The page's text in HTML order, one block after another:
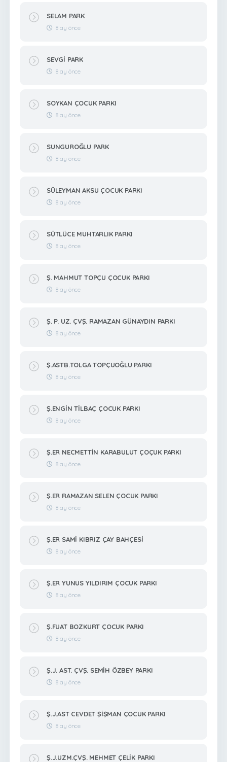
SELAM PARK
8 ay önce
SEVGİ PARK
8 ay önce
SOYKAN ÇOCUK PARKI
8 ay önce
SUNGUROĞLU PARK
8 ay önce
SÜLEYMAN AKSU ÇOCUK PARKI
8 ay önce
SÜTLÜCE MUHTARLIK PARKI
8 ay önce
Ş. MAHMUT TOPÇU ÇOCUK PARKI
8 ay önce
Ş. P. UZ. ÇVŞ. RAMAZAN GÜNAYDIN PARKI
8 ay önce
Ş.ASTB.TOLGA TOPÇUOĞLU PARKI
8 ay önce
Ş.ENGİN TİLBAÇ ÇOCUK PARKI
8 ay önce
Ş.ER NECMETTİN KARABULUT ÇOÇUK PARKI
8 ay önce
Ş.ER RAMAZAN SELEN ÇOCUK PARKI
8 ay önce
Ş.ER SAMİ KIBRIZ ÇAY BAHÇESİ
8 ay önce
Ş.ER YUNUS YILDIRIM ÇOCUK PARKI
8 ay önce
Ş.FUAT BOZKURT ÇOCUK PARKI
8 ay önce
Ş.J. AST. ÇVŞ. SEMİH ÖZBEY PARKI
8 ay önce
Ş.J.AST CEVDET ŞİŞMAN ÇOCUK PARKI
8 ay önce
Ş.J.UZM.ÇVŞ. MEHMET ÇELİK PARKI